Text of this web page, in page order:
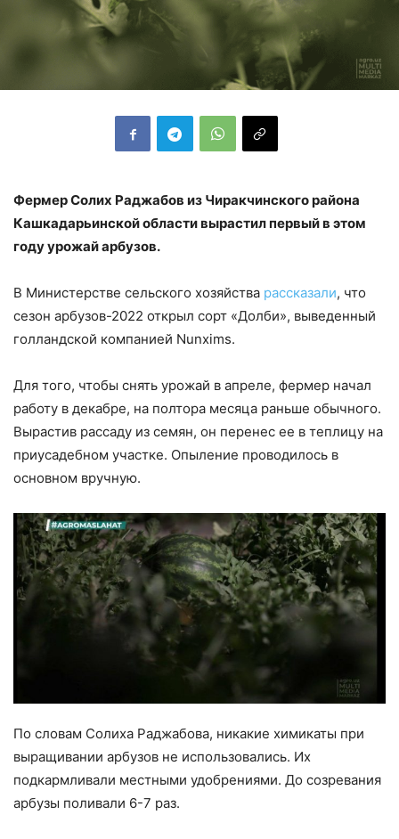
Фермер Солих Раджабов из Чиракчинского района
Кашкадарьинской области вырастил первый в этом
году урожай арбузов.
В Министерстве сельского хозяйства рассказали, что
сезон арбузов-2022 открыл сорт «Долби», выведенный
голландской компанией Nunxims.
Для того, чтобы снять урожай в апреле, фермер начал
работу в декабре, на полтора месяца раньше обычного.
Вырастив рассаду из семян, он перенес ее в теплицу на
приусадебном участке. Опыление проводилось в
основном вручную.
По словам Солиха Раджабова, никакие химикаты при
выращивании арбузов не использовались. Их
подкармливали местными удобрениями. До созревания
арбузы поливали 6-7 раз.